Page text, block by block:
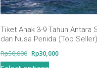
Tiket Anak 3-9 Tahun Antara
dan Nusa Penida (Top Seller)
Rp50,000 Harga
aslinya
Rp30,000Harga